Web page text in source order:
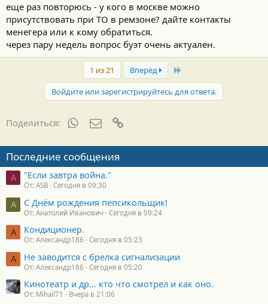
еще раз повторюсь - у кого в москве можно
присутствовать при ТО в ремзоне? дайте контакты
менегера или к кому обратиться.
через пару недель вопрос буэт очень актуален.
1 из 21 Вперёд
Войдите или зарегистрируйтесь для ответа.
Поделиться: WhatsAppЭлектронная почта
Последние сообщения
A "Если завтра война."
От: ASB Сегодня в 09:30
А С Днём рождения пепсикольщик!
От: Анатолий Иванович Сегодня в 09:24
А Кондиционер.
От: Александр186 Сегодня в 05:23
А Не заводится с брелка сигнализации
От: Александр186 Сегодня в 05:20
Кинотеатр и др... кто что смотрел и как оно.
От: Mihail71 Вчера в 21:06